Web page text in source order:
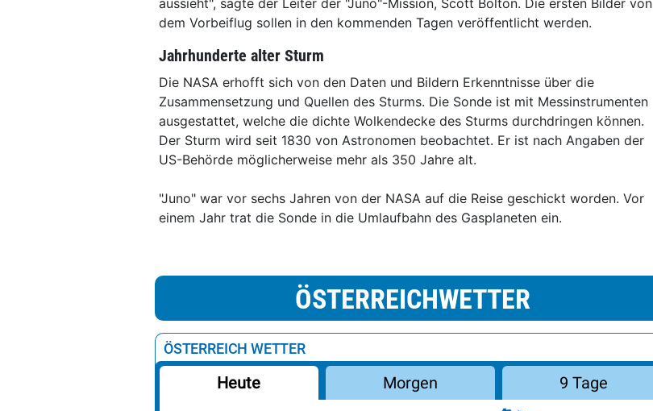
aussieht", sagte der Leiter der "Juno"-Mission, Scott Bolton. Die ersten Bilder von
dem Vorbeiflug sollen in den kommenden Tagen veröffentlicht werden.
Jahrhunderte alter Sturm
Die NASA erhofft sich von den Daten und Bildern Erkenntnisse über die
Zusammensetzung und Quellen des Sturms. Die Sonde ist mit Messinstrumenten
ausgestattet, welche die dichte Wolkendecke des Sturms durchdringen können.
Der Sturm wird seit 1830 von Astronomen beobachtet. Er ist nach Angaben der
US-Behörde möglicherweise mehr als 350 Jahre alt.
"Juno" war vor sechs Jahren von der NASA auf die Reise geschickt worden. Vor
einem Jahr trat die Sonde in die Umlaufbahn des Gasplaneten ein.
ÖSTERREICHWETTER
ÖSTERREICH WETTER
Heute Morgen 9 Tage